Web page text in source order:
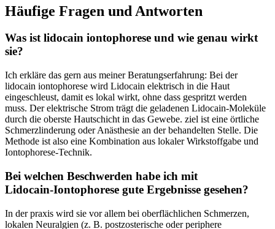
Häufige Fragen und ⁣Antworten
Was ist lidocain iontophorese und wie genau wirkt
sie?
Ich erkläre das gern aus ‌meiner Beratungserfahrung: Bei der
lidocain iontophorese wird Lidocain elektrisch in die Haut
eingeschleust, damit‍ es lokal wirkt, ohne ⁤dass gespritzt werden
muss. Der elektrische ⁣Strom ⁢trägt die ‌geladenen Lidocain‑Moleküle
durch die oberste Hautschicht in ‍das Gewebe. ⁤ziel ist⁢ eine örtliche
Schmerzlinderung ‌oder Anästhesie an der behandelten Stelle. Die‌
Methode ist ​also eine Kombination aus lokaler Wirkstoffgabe⁤ und
Iontophorese‑Technik.
Bei welchen Beschwerden habe ⁢ich mit
Lidocain‑Iontophorese ⁢gute Ergebnisse gesehen?
In der praxis wird sie vor allem ​bei oberflächlichen ⁤Schmerzen,
lokalen Neuralgien (z.⁣ B. postzosterische oder periphere